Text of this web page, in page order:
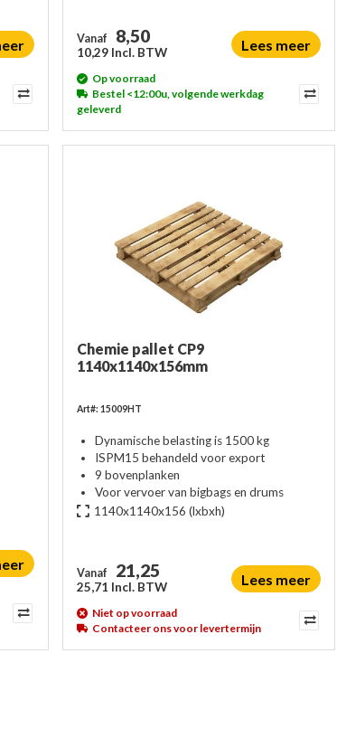
Vanaf 8,50
10,29 Incl. BTW Lees meer
Op voorraad
Bestel <12:00u, volgende werkdag
geleverd
Chemie pallet CP9
1140x1140x156mm
Art#: 15009HT
Dynamische belasting is 1500 kg
ISPM15 behandeld voor export
9 bovenplanken
Voor vervoer van bigbags en drums
1140x1140x156 (lxbxh)
Vanaf 21,25
25,71 Incl. BTW Lees meer
Niet op voorraad
Contacteer ons voor levertermijn